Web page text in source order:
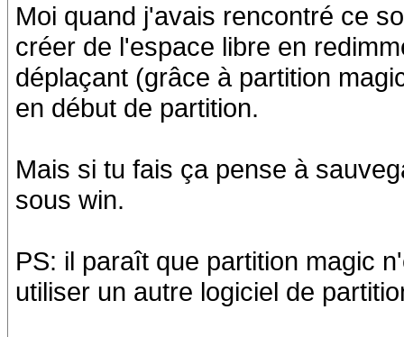
Moi quand j'avais rencontré ce
créer de l'espace libre en
déplaçant (grâce à partition
en début de partition.
Mais si tu fais ça pense à
sous win.
PS: il paraît que partition magic
utiliser un autre logiciel de